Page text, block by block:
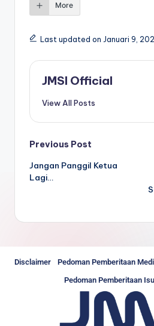
More
Last updated on Januari 9,
JMSI Official
View All Posts
Previous Post
Jangan Panggil Ketua
Lagi…
Disclaimer Pedoman Pemberitaan
Pedoman Pemberitaan